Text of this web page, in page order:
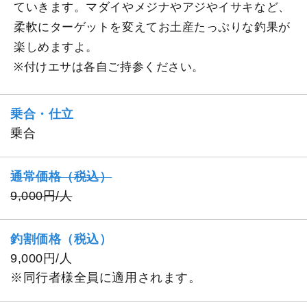
ていきます。マダイやメジナやアジやイサキなど、
柔軟にターゲットを変えてお土産たっぷりな釣果が
楽しめますよ。
※付けエサは各自ご持参ください。
乗合・仕立
乗合
通常価格（税込）
9,000円/人
釣割価格（税込）
9,000円/人
※同行者様全員に適用されます。